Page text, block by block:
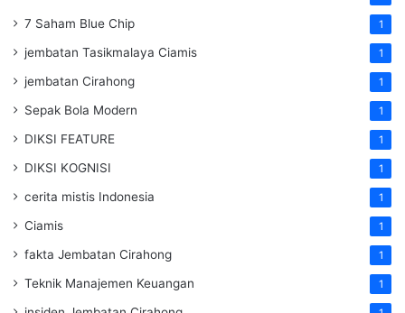
7 Saham Blue Chip 1
jembatan Tasikmalaya Ciamis 1
jembatan Cirahong 1
Sepak Bola Modern 1
DIKSI FEATURE 1
DIKSI KOGNISI 1
cerita mistis Indonesia 1
Ciamis 1
fakta Jembatan Cirahong 1
Teknik Manajemen Keuangan 1